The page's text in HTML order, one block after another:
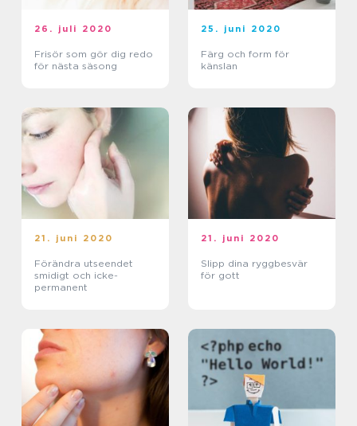
26. juli 2020
Frisör som gör dig redo
för nästa säsong
25. juni 2020
Färg och form för
känslan
21. juni 2020
Förändra utseendet
smidigt och icke-
permanent
21. juni 2020
Slipp dina ryggbesvär
för gott